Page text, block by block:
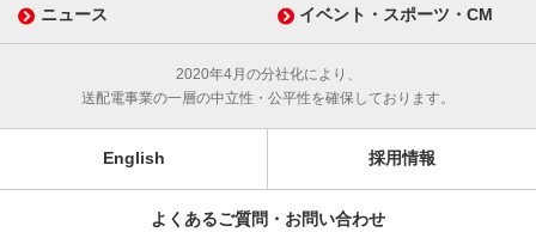
ニュース イベント・スポーツ・CM
2020年4月の分社化により、
送配電事業の一層の中立性・公平性を確保しております。
English 採用情報
よくあるご質問・お問い合わせ